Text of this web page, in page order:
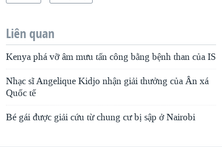
Liên quan
Kenya phá vỡ âm mưu tấn công bằng bệnh than của IS
Nhạc sĩ Angelique Kidjo nhận giải thưởng của Ân xá
Quốc tế
Bé gái được giải cứu từ chung cư bị sập ở Nairobi